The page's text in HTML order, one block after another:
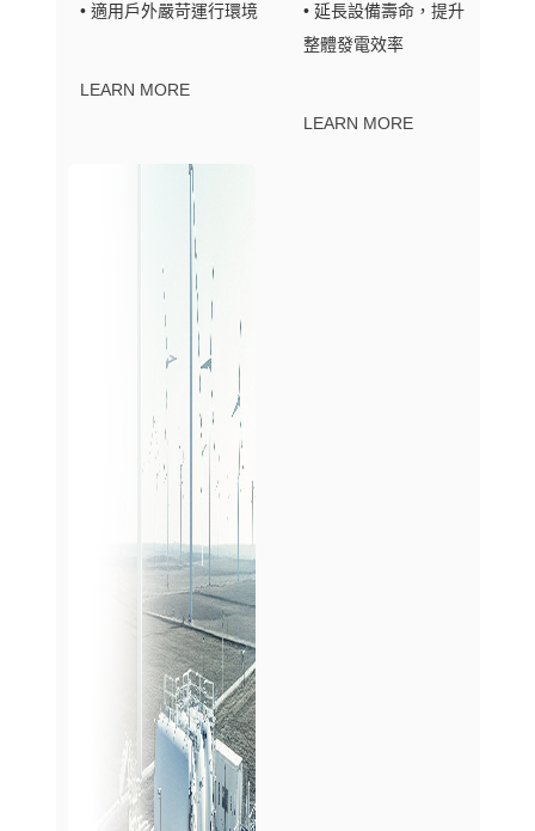
• 適用戶外嚴苛運行環境
LEARN MORE
• 延長設備壽命，提升
整體發電效率
LEARN MORE